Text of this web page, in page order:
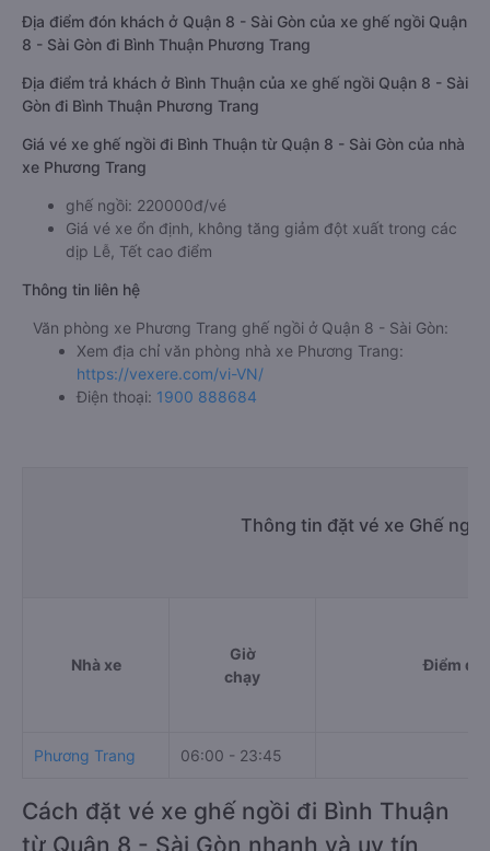
Địa điểm đón khách ở Quận 8 - Sài Gòn của xe ghế ngồi Quận
8 - Sài Gòn đi Bình Thuận Phương Trang
Địa điểm trả khách ở Bình Thuận của xe ghế ngồi Quận 8 - Sài
Gòn đi Bình Thuận Phương Trang
Giá vé xe ghế ngồi đi Bình Thuận từ Quận 8 - Sài Gòn của nhà
xe Phương Trang
ghế ngồi: 220000đ/vé
Giá vé xe ổn định, không tăng giảm đột xuất trong các
dịp Lễ, Tết cao điểm
Thông tin liên hệ
Văn phòng xe Phương Trang ghế ngồi ở Quận 8 - Sài Gòn:
Xem địa chỉ văn phòng nhà xe Phương Trang:
https://vexere.com/vi-VN/
Điện thoại: 1900 888684
Thông tin đặt vé xe Ghế
Nhà xe
Giờ
chạy
Điểm đi
Phương Trang 06:00 - 23:45
Cách đặt vé xe ghế ngồi đi Bình Thuận
từ Quận 8 - Sài Gòn nhanh và uy tín